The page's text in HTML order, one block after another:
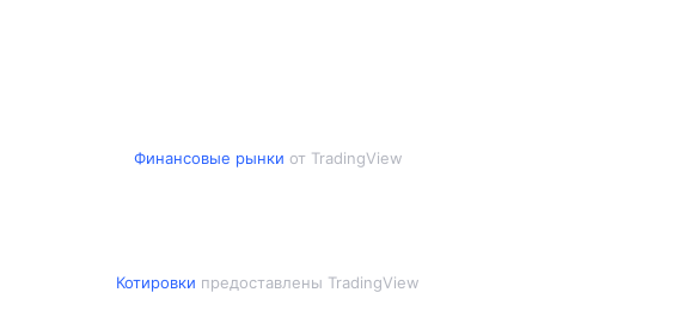
Финансовые рынки от TradingView
Котировки предоставлены TradingView